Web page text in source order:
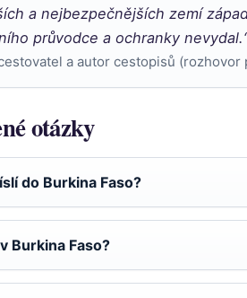
a nejbezpečnějších zemí
průvodce a ochranky
a autor cestopisů (rozhovor
otázky
do Burkina Faso?
Burkina Faso?